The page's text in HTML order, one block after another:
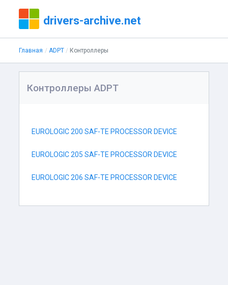
drivers-archive.net
Главная ADPT Контроллеры
Контроллеры ADPT
EUROLOGIC 200 SAF-TE PROCESSOR DEVICE
EUROLOGIC 205 SAF-TE PROCESSOR DEVICE
EUROLOGIC 206 SAF-TE PROCESSOR DEVICE